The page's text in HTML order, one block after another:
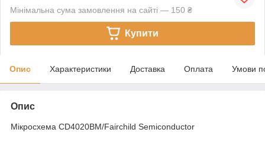
Мінімальна сума замовлення на сайті — 150 ₴
Купити
Опис Характеристики Доставка Оплата Умови
Опис
Мікросхема CD4020BM/Fairchild Semiconductor